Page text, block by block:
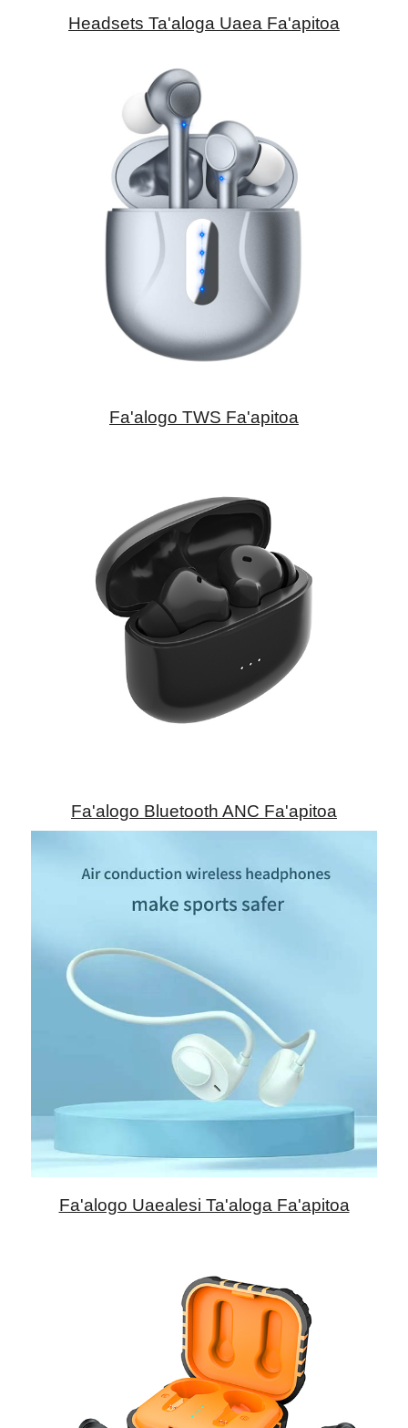
Headsets Ta'aloga Uaea Fa'apitoa
Fa'alogo TWS Fa'apitoa
Fa'alogo Bluetooth ANC Fa'apitoa
Fa'alogo Uaealesi Ta'aloga Fa'apitoa